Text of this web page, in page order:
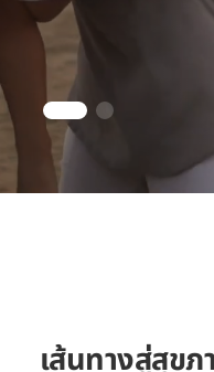
เส้นทางสู่สุข